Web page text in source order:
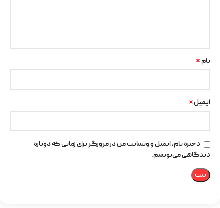
نام *
ایمیل *
ذخیره نام، ایمیل و وبسایت من در مرورگر برای زمانی که دوباره
دیدگاهی می‌نویسم.